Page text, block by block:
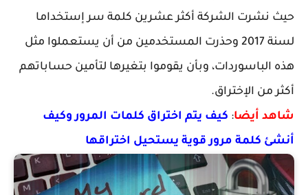
حيث نشرت الشركة أكثر عشرين كلمة سر إستخداما
لسنة 2017 وحذرت المستخدمين من أن يستعملوا مثل
هذه الباسوردات، وبأن يقوموا بتغيرها لتأمين حساباتهم
أكثر من الإختراق.
شاهد أيضا: كيف يتم اختراق كلمات المرور وكيف
أنشئ كلمة مرور قوية يستحيل اختراقها